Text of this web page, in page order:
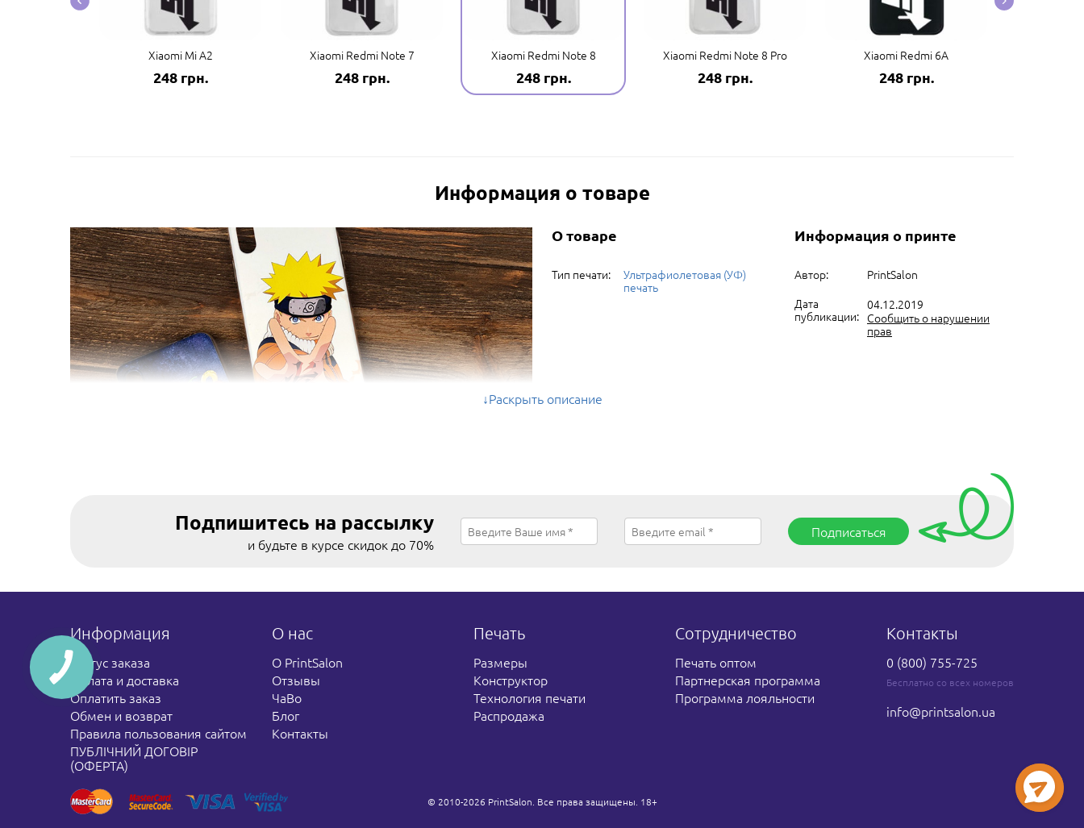
Xiaomi Mi A2
248 грн.
Xiaomi Redmi Note 7
248 грн.
Xiaomi Redmi Note 8
248 грн.
Xiaomi Redmi Note 8 Pro
248 грн.
Xiaomi Redmi 6A
248 грн.
Информация о товаре
О товаре
Тип печати:
Ультрафиолетовая (УФ)
печать
Информация о принте
Автор:
PrintSalon
Дата
публикации:
04.12.2019
Сообщить о нарушении
прав
Раскрыть описание
Подпишитесь на рассылку
и будьте в курсе скидок до 70%
Подписаться
Контакты
0 (800) 755-725
Бесплатно со всех номеров
info@printsalon.ua
Информация
Статус заказа
Оплата и доставка
Оплатить заказ
Обмен и возврат
Правила пользования сайтом
ПУБЛІЧНИЙ ДОГОВІР
(ОФЕРТА)
О нас
О PrintSalon
Отзывы
ЧаВо
Блог
Контакты
Печать
Размеры
Конструктор
Технология печати
Распродажа
Сотрудничество
Печать оптом
Партнерская программа
Программа лояльности
© 2010-2026 PrintSalon. Все права защищены. 18+